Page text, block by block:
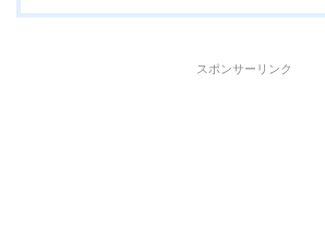
スポンサーリンク